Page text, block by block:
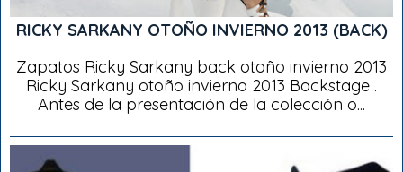
RICKY SARKANY OTOÑO INVIERNO 2013 (BACK)
Zapatos Ricky Sarkany back otoño invierno 2013
Ricky Sarkany otoño invierno 2013 Backstage .
Antes de la presentación de la colección o...